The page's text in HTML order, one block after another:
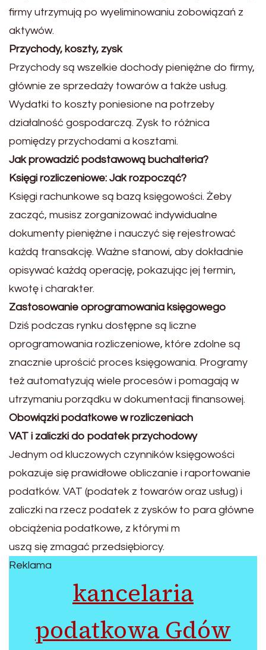
firmy utrzymują po wyeliminowaniu zobowiązań z
aktywów.
Przychody, koszty, zysk
Przychody są wszelkie dochody pieniężne do firmy,
głównie ze sprzedaży towarów a także usług.
Wydatki to koszty poniesione na potrzeby
działalność gospodarczą. Zysk to różnica
pomiędzy przychodami a kosztami.
Jak prowadzić podstawową buchalteria?
Księgi rozliczeniowe: Jak rozpocząć?
Księgi rachunkowe są bazą księgowości. Żeby
zacząć, musisz zorganizować indywidualne
dokumenty pieniężne i nauczyć się rejestrować
każdą transakcję. Ważne stanowi, aby dokładnie
opisywać każdą operację, pokazując jej termin,
kwotę i charakter.
Zastosowanie oprogramowania księgowego
Dziś podczas rynku dostępne są liczne
oprogramowania rozliczeniowe, które zdolne są
znacznie uprościć proces księgowania. Programy
też automatyzują wiele procesów i pomagają w
utrzymaniu porządku w dokumentacji finansowej.
Obowiązki podatkowe w rozliczeniach
VAT i zaliczki do podatek przychodowy
Jednym od kluczowych czynników księgowości
pokazuje się prawidłowe obliczanie i raportowanie
podatków. VAT (podatek z towarów oraz usług) i
zaliczki na rzecz podatek z zysków to para główne
obciążenia podatkowe, z którymi m
uszą się zmagać przedsiębiorcy.
Reklama
kancelaria
podatkowa Gdów